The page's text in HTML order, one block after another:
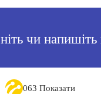
чи
063 Показати